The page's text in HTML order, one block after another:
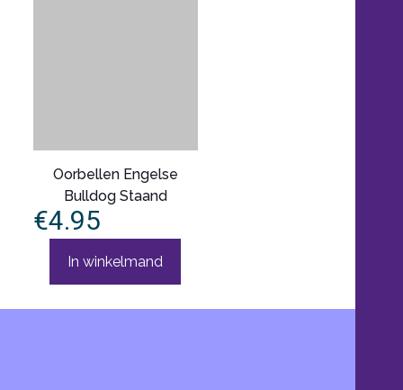
Oorbellen Engelse
Bulldog Staand
€4.95
In winkelmand